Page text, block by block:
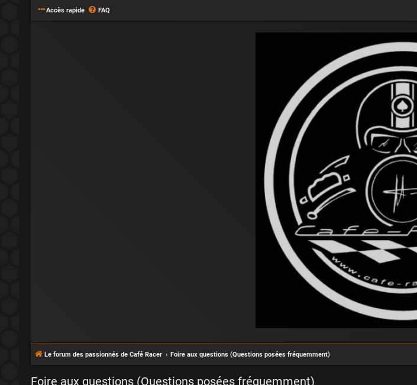
Accès rapide FAQ
Le forum des passionnés de Café Racer Foire aux questions (Questions posées fréquemment)
Foire aux questions (Questions posées fréquemment)